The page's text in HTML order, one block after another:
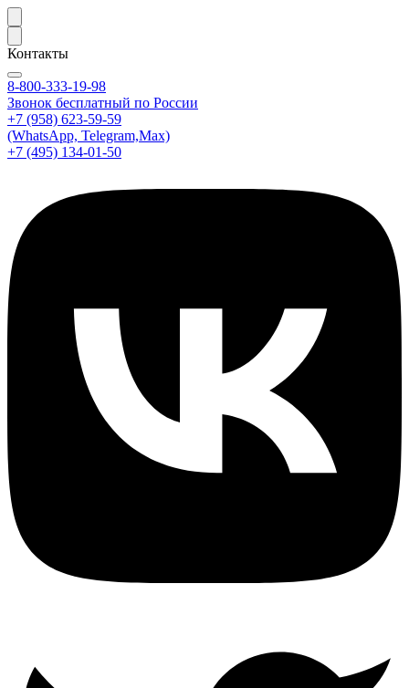
Контакты
8-800-333-19-98
Звонок бесплатный по России
+7 (958) 623-59-59
(WhatsApp, Telegram,Max)
+7 (495) 134-01-50